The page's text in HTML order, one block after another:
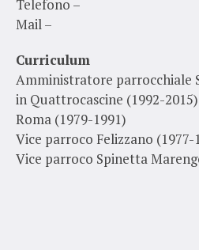
Telefono –
Mail –
Curriculum
Amministratore parrocchiale
in Quattrocascine (1992-2015)
Roma (1979-1991)
Vice parroco Felizzano (1977-
Vice parroco Spinetta